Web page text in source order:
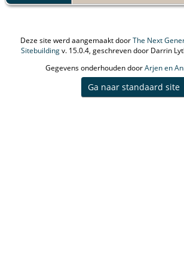
Deze site werd aangemaakt doorThe Next
Sitebuildingv. 15.0.4, geschreven door Darrin
Gegevens onderhouden doorArjen en
Ga naar standaard site